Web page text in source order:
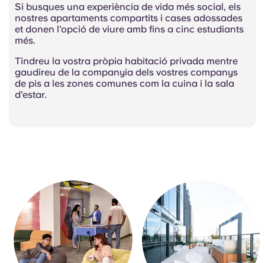
Si busques una experiència de vida més social, els
nostres apartaments compartits i cases adossades
et donen l'opció de viure amb fins a cinc estudiants
més.
Tindreu la vostra pròpia habitació privada mentre
gaudireu de la companyia dels vostres companys
de pis a les zones comunes com la cuina i la sala
d'estar.